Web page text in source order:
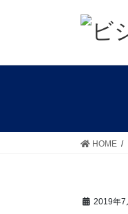
HOME
2019年7